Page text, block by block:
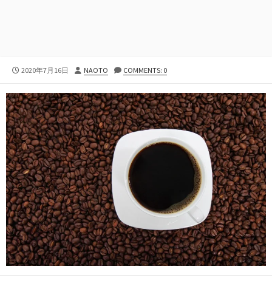
公
日
2020年7月16日
投
者
NAOTO COMMENTS: 0